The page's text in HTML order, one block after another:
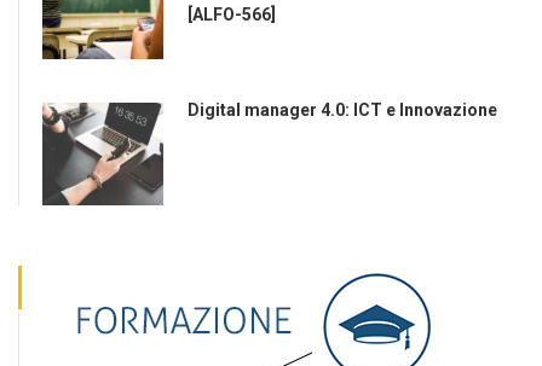
[ALFO-566]
Digital manager 4.0: ICT e Innovazione